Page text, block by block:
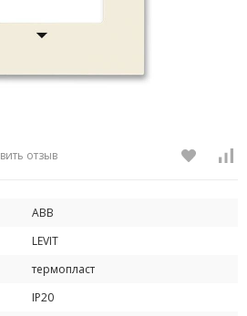
отзыв
ABB
LEVIT
термопласт
IP20